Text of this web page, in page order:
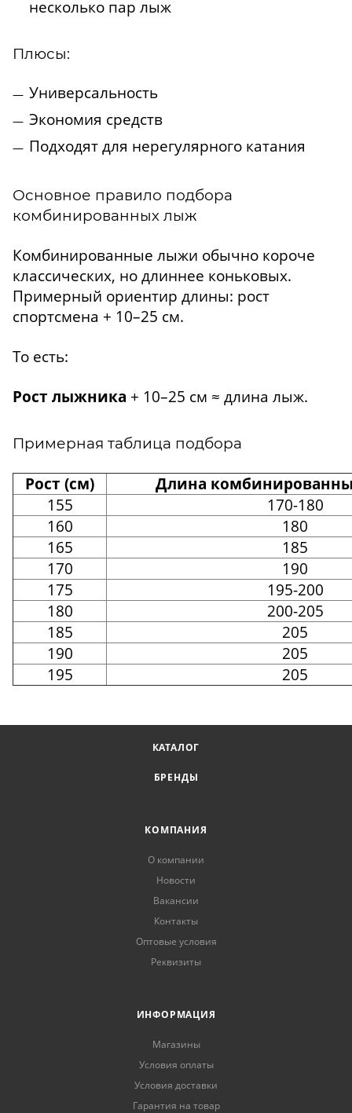
несколько пар лыж
Плюсы:
Универсальность
Экономия средств
Подходят для нерегулярного катания
Основное правило подбора
комбинированных лыж
Комбинированные лыжи обычно короче
классических, но длиннее коньковых.
Примерный ориентир длины: рост
спортсмена + 10–25 см.
То есть:
Рост лыжника + 10–25 см ≈ длина лыж.
Примерная таблица подбора
Рост (см)
Длина
155
170-180
160
180
165
185
170
190
175
195-200
180
200-205
185
205
190
205
195
205
КАТАЛОГ
БРЕНДЫ
КОМПАНИЯ
О компании
Новости
Вакансии
Контакты
Оптовые условия
Реквизиты
ИНФОРМАЦИЯ
Магазины
Условия оплаты
Условия доставки
Гарантия на товар